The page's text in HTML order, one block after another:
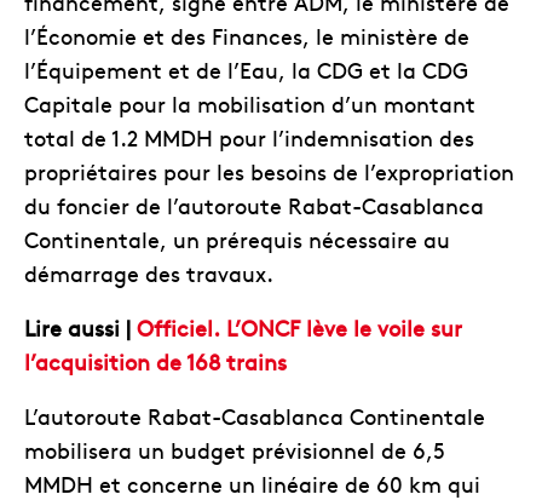
l’Économie et des Finances, le ministère de
l’Équipement et de l’Eau, la CDG et la CDG
Capitale pour la mobilisation d’un montant
total de 1.2 MMDH pour l’indemnisation des
propriétaires pour les besoins de l’expropriation
du foncier de l’autoroute Rabat-Casablanca
Continentale, un prérequis nécessaire au
démarrage des travaux.
Lire aussi | Officiel. L’ONCF lève le voile sur
l’acquisition de 168 trains
L’autoroute Rabat-Casablanca Continentale
mobilisera un budget prévisionnel de 6,5
MMDH et concerne un linéaire de 60 km qui